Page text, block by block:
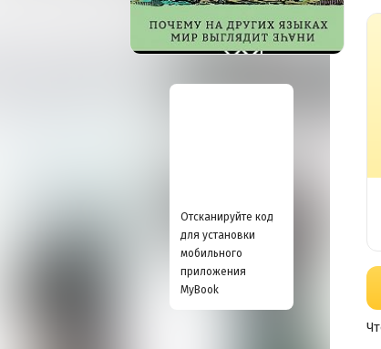
Отсканируйте код
для установки
мобильного
приложения
MyBook